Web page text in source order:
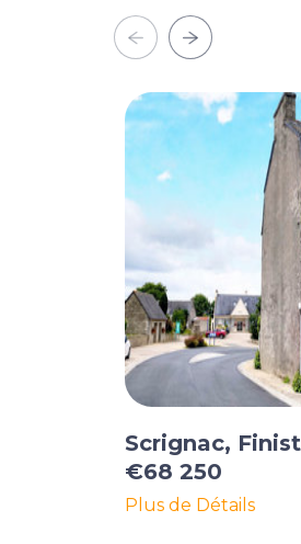
Scrignac,
€68 250
Plus de Détails